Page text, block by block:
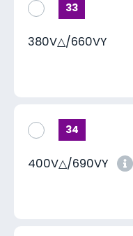
33
380V△/660VY
34
400V△/690VY